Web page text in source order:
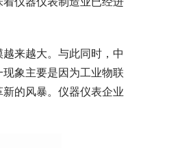
来越大。与此同时，中
象主要是因为工业物联
的风暴。仪器仪表企业